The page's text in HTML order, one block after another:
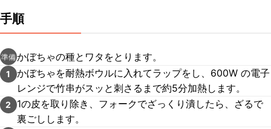
手順
準備かぼちゃの種とワタをとります。
1
かぼちゃを耐熱ボウルに入れてラップをし、600W の電子
レンジで竹串がスッと刺さるまで約5分加熱します。
2
1の皮を取り除き、フォークでざっくり潰したら、ざるで
裏ごしします。